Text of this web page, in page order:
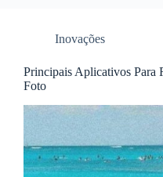
Inovações
Principais Aplicativos Para
Foto